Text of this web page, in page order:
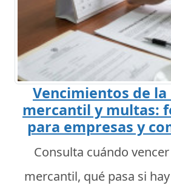
Vencimientos de
mercantil y multas:
para empresas y
Consulta cuándo
mercantil, qué pasa si